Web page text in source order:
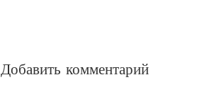
Добавить комментарий